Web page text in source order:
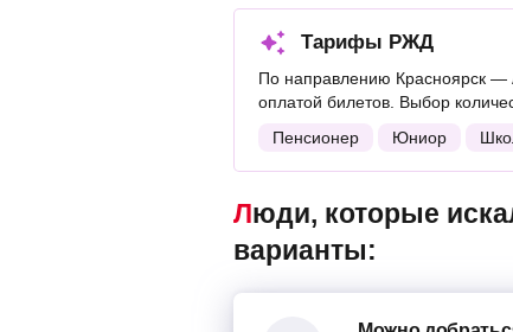
Тарифы РЖД
По направлению Красноярск —
оплатой билетов. Выбор
Пенсионер
Юниор
Люди, которые искали поезда Красноярск — Ачинск, также смотрели следующие
варианты: